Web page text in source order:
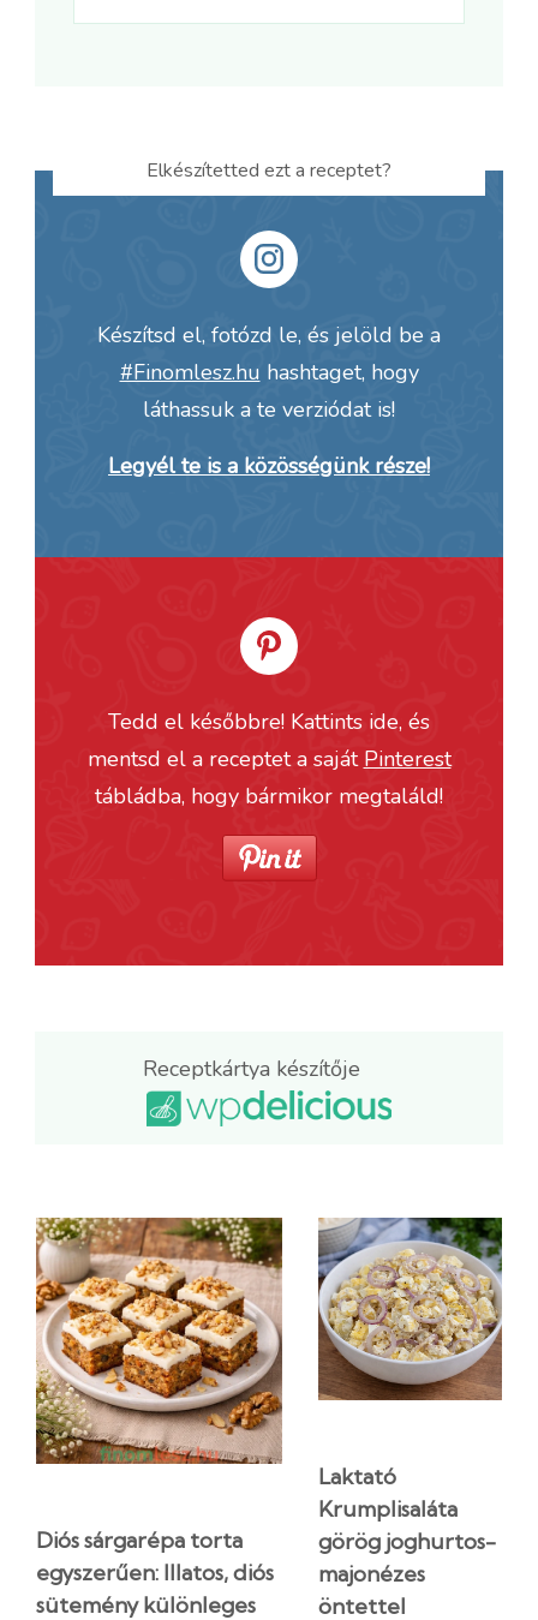
Elkészítetted ezt a receptet?
Készítsd el, fotózd le, és jelöld be a
#Finomlesz.hu hashtaget, hogy
láthassuk a te verziódat is!
Legyél te is a közösségünk része!
Tedd el későbbre! Kattints ide, és
mentsd el a receptet a saját Pinterest
tábládba, hogy bármikor megtaláld!
Receptkártya készítője
Diós sárgarépa torta
egyszerűen: Illatos, diós
sütemény különleges
Laktató
Krumplisaláta
görög joghurtos-
majonézes
öntettel